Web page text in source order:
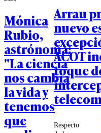
Mónica
Rubio,
astrónoma:
"La ciencia
nos cambia
la vida y
tenemos
que
Arrau
nuevo
ACOT
toque
Respecto